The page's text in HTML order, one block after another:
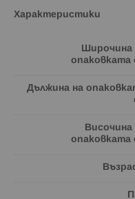
Характеристики
Широчина
опаковката
Дължина на
Височина
опаковката